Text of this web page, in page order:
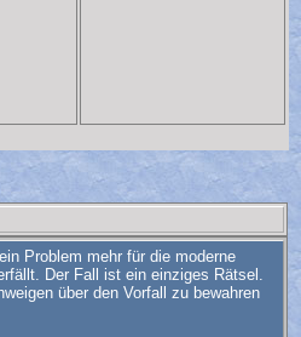
Problem mehr für die moderne
Der Fall ist ein einziges Rätsel.
über den Vorfall zu bewahren